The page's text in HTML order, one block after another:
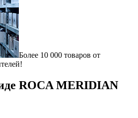
Более 10 000 товаров от
ROCA MERIDIAN